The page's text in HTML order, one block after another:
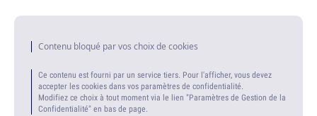
Contenu bloqué par vos choix de cookies
Ce contenu est fourni par un service tiers. Pour l'afficher, vous devez
accepter les cookies dans vos paramètres de confidentialité.
Modifiez ce choix à tout moment via le lien "Paramètres de Gestion de la
Confidentialité" en bas de page.